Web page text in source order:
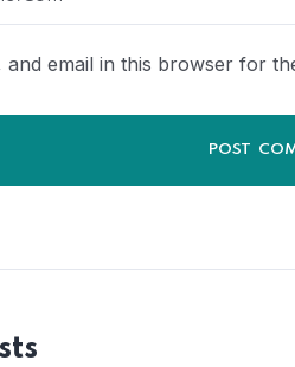
and email in this browser for